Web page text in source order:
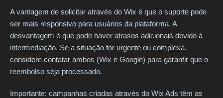
A vantagem de solicitar através do Wix é que o suporte pode
ser mais responsivo para usuários da plataforma. A
desvantagem é que pode haver atrasos adicionais devido à
intermediação. Se a situação for urgente ou complexa,
considere contatar ambos (Wix e Google) para garantir que o
reembolso seja processado.
Importante: campanhas criadas através do Wix Ads têm as